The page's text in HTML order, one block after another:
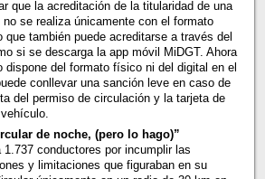
que la acreditación de la titularidad de una
se realiza únicamente con el formato
también puede acreditarse a través del
si se descarga la app móvil MiDGT. Ahora
dispone del formato físico ni del digital en el
conllevar una sanción leve en caso de
del permiso de circulación y la tarjeta de
de noche, (pero lo hago)”
1.737 conductores por incumplir las
y limitaciones que figuraban en su